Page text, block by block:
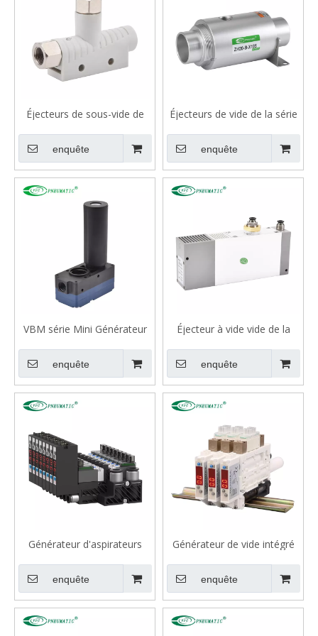
Éjecteurs de sous-vide de
enquête
Éjecteurs de vide de la série
enquête
VBM série Mini Générateur
enquête
Éjecteur à vide vide de la
enquête
Générateur d'aspirateurs
enquête
Générateur de vide intégré
enquête